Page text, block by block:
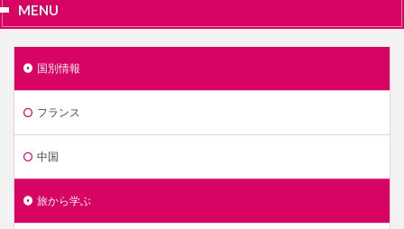
MENU
国別情報
フランス
中国
旅から学ぶ